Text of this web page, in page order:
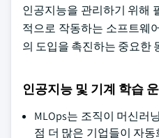
인공지능을 관리하기 위해
적으로 작동하는 소프트웨
의 도입을 촉진하는 중요한
인공지능 및 기계 학습
MLOps는 조직이 머신러
점 더 많은 기업들이 자